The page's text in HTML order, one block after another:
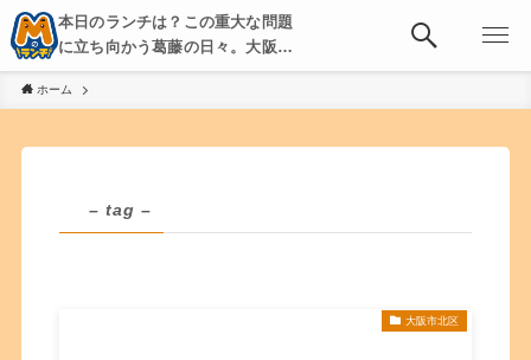
本日のランチは？この重大な問題
に立ち向かう葛藤の日々。大阪・
京都・神戸を中心とした食べ歩
き、飲み歩きを綴る。
ホーム
– tag –
大阪市北区